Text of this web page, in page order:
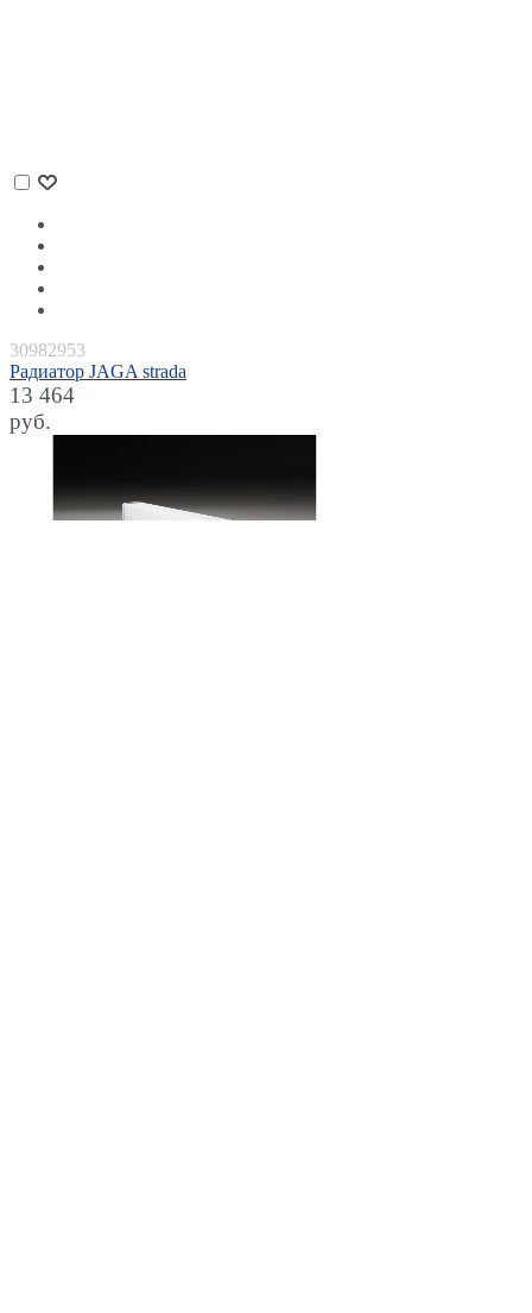
30982953
Радиатор JAGA strada
13 464
руб.